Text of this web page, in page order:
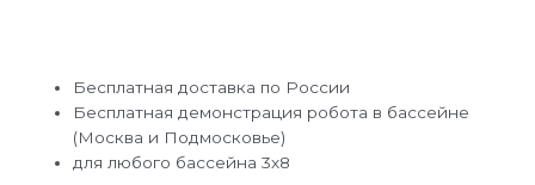
Бесплатная доставка по России
Бесплатная демонстрация робота в бассейне
(Москва и Подмосковье)
для любого бассейна 3х8